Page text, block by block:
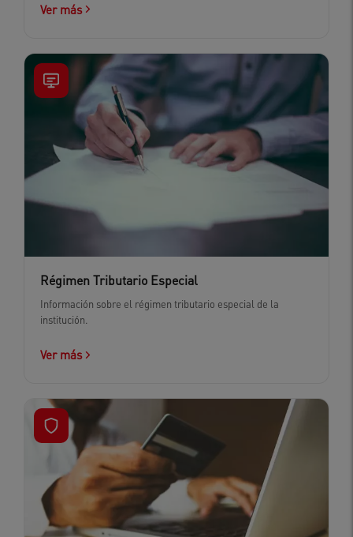
Ver más
Régimen Tributario Especial
Información sobre el régimen tributario especial de la
institución.
Ver más